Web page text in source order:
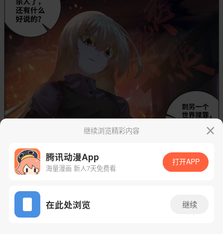
App免费看
继续浏览精彩内容
腾讯动漫App
海量漫画 新人7天免费看
打开APP
在此处浏览 继续